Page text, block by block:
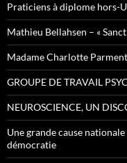
Praticiens à diplome hors-
Mathieu Bellahsen – «
Madame Charlotte
GROUPE DE TRAVAIL
NEUROSCIENCE, UN
Une grande cause
démocratie